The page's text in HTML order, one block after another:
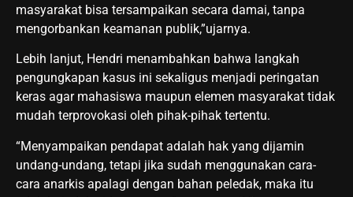
masyarakat bisa tersampaikan secara damai, tanpa
mengorbankan keamanan publik,”ujarnya.
Lebih lanjut, Hendri menambahkan bahwa langkah
pengungkapan kasus ini sekaligus menjadi peringatan
keras agar mahasiswa maupun elemen masyarakat tidak
mudah terprovokasi oleh pihak-pihak tertentu.
“Menyampaikan pendapat adalah hak yang dijamin
undang-undang, tetapi jika sudah menggunakan cara-
cara anarkis apalagi dengan bahan peledak, maka itu